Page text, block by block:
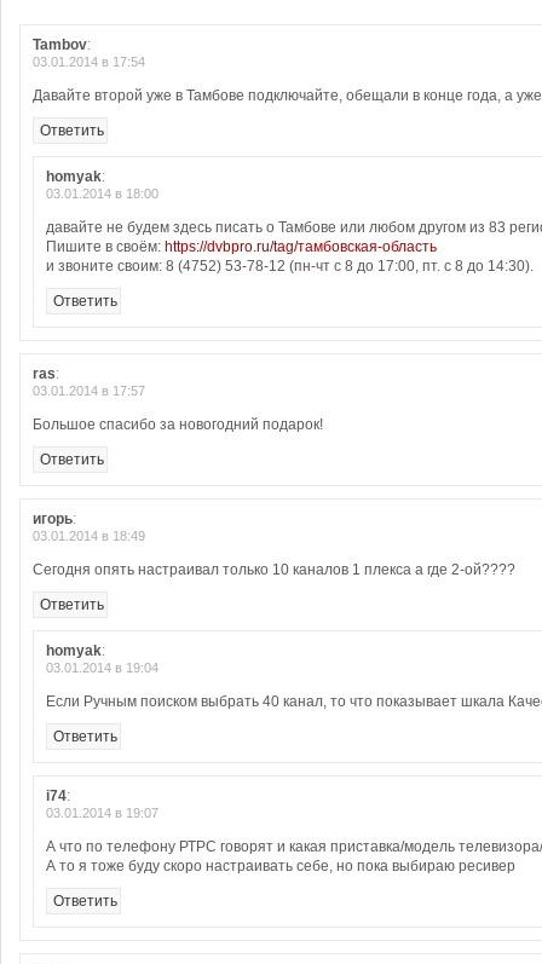
Tambov:
03.01.2014 в 17:54
Давайте второй уже в Тамбове подключайте, обещали в конце года, а
Ответить
homyak:
03.01.2014 в 18:00
давайте не будем здесь писать о Тамбове или любом другом из 83
Пишите в своём: https://dvbpro.ru/tag/тамбовская-область
и звоните своим: 8 (4752) 53-78-12 (пн-чт с 8 до 17:00, пт. с 8 до 14:30).
Ответить
ras:
03.01.2014 в 17:57
Большое спасибо за новогодний подарок!
Ответить
игорь:
03.01.2014 в 18:49
Сегодня опять настраивал только 10 каналов 1 плекса а где 2-ой????
Ответить
homyak:
03.01.2014 в 19:04
Если Ручным поиском выбрать 40 канал, то что показывает шкала
Ответить
i74:
03.01.2014 в 19:07
А что по телефону РТРС говорят и какая приставка/модель
А то я тоже буду скоро настраивать себе, но пока выбираю ресивер
Ответить